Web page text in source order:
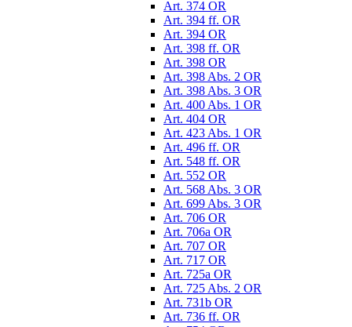
Art. 374 OR
Art. 394 ff. OR
Art. 394 OR
Art. 398 ff. OR
Art. 398 OR
Art. 398 Abs. 2 OR
Art. 398 Abs. 3 OR
Art. 400 Abs. 1 OR
Art. 404 OR
Art. 423 Abs. 1 OR
Art. 496 ff. OR
Art. 548 ff. OR
Art. 552 OR
Art. 568 Abs. 3 OR
Art. 699 Abs. 3 OR
Art. 706 OR
Art. 706a OR
Art. 707 OR
Art. 717 OR
Art. 725a OR
Art. 725 Abs. 2 OR
Art. 731b OR
Art. 736 ff. OR